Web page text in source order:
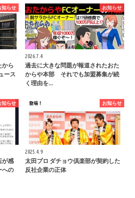
知らせ
から
ース
お知らせ
2026.7.4
過去に大きな問題が報道されたおた
からや本部 それでも加盟募集が続
く理由を…
知らせ
が感
への
お知らせ
2025.4.9
太田プロ ダチョウ倶楽部が契約した
反社企業の正体